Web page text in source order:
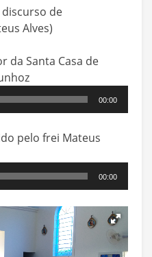
de
Alves)
da Santa Casa de
00:00
pelo frei Mateus
00:00